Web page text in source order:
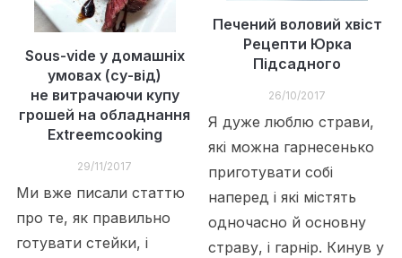
Sous-vide у домашніх
умовах (су-від)
не витрачаючи купу
грошей на обладнання
Extreemcooking
29/11/2017
Ми вже писали статтю
про те, як правильно
готувати стейки, і
Печений воловий хвіст
Рецепти Юрка
Підсадного
26/10/2017
Я дуже люблю страви,
які можна гарнесенько
приготувати собі
наперед і які містять
одночасно й основну
страву, і гарнір. Кинув у